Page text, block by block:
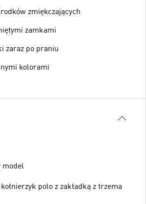
zmiękczających
zamkami
zaraz po praniu
kolorami
model
polo z zakładką z trzema